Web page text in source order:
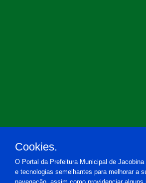
Cookies.
O Portal da Prefeitura Municipal de
e tecnologias semelhantes para melhorar a